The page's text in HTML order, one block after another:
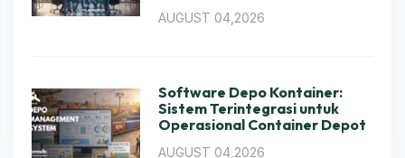
AUGUST 04,2026
Software Depo Kontainer:
Sistem Terintegrasi untuk
Operasional Container Depot
AUGUST 04,2026